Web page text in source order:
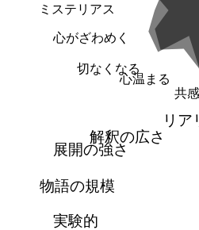
共
心温まる
切なくなる
心がざわめく
ミステリアス
リア
実験的
物語の規模
展開の強さ
解釈の広さ